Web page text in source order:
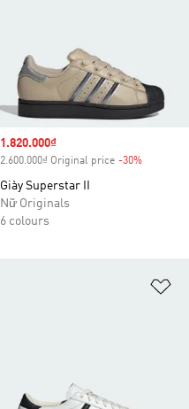
Sale price
1.820.000₫
2.600.000₫ Original price -30%
Giày Superstar II
Nữ Originals
6 colours